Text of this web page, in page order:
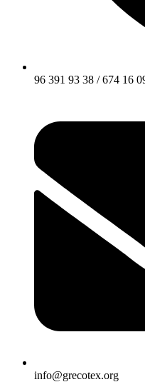
96 391 93 38 / 674 16
info@grecotex.org